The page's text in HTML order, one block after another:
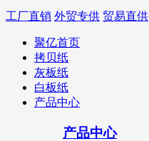
工厂直销 外贸专供 贸易直供
聚亿首页
拷贝纸
灰板纸
白板纸
产品中心
产品中心